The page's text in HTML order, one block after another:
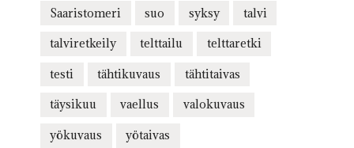
Saaristomeri suo syksy talvi
talviretkeily telttailu telttaretki
testi tähtikuvaus tähtitaivas
täysikuu vaellus valokuvaus
yökuvaus yötaivas